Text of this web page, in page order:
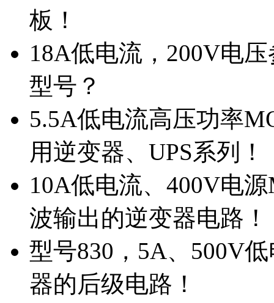
板！
18A低电流，200V电
型号？
5.5A低电流高压功率
用逆变器、UPS系列！
10A低电流、400V电
波输出的逆变器电路！
型号830，5A、500V
器的后级电路！